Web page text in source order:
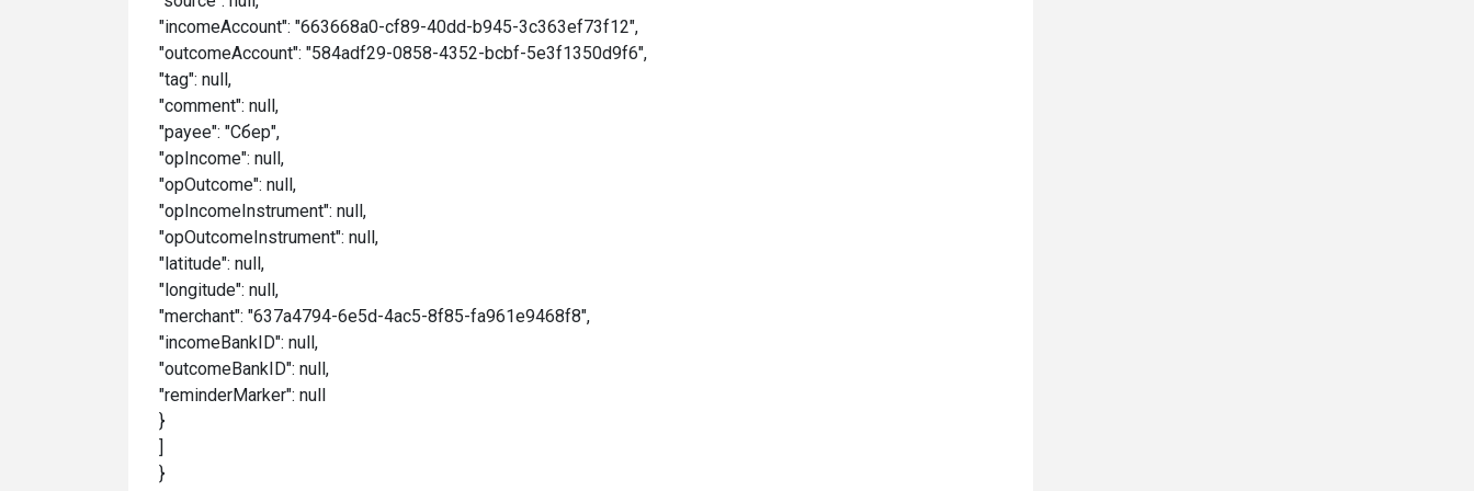
"incomeAccount": "663668a0-cf89-40dd-b945-3c363ef73f12",
"outcomeAccount": "584adf29-0858-4352-bcbf-5e3f1350d9f6",
"tag": null,
"comment": null,
"payee": "Сбер",
"opIncome": null,
"opOutcome": null,
"opIncomeInstrument": null,
"opOutcomeInstrument": null,
"latitude": null,
"longitude": null,
"merchant": "637a4794-6e5d-4ac5-8f85-fa961e9468f8",
"incomeBankID": null,
"outcomeBankID": null,
"reminderMarker": null
}
]
}